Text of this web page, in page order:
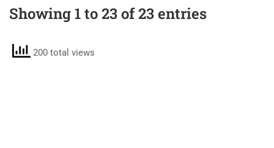
Showing 1 to 23 of 23 entries
200 total views